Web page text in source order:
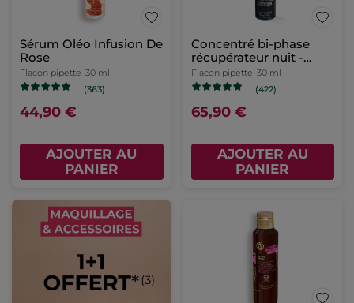
Sérum Oléo Infusion De
Rose
Flacon pipette 30 ml
(363)
44,90 €
AJOUTER AU
PANIER
Concentré bi-phase
récupérateur nuit -
Anti-Âge Global
Flacon pipette 30 ml
(422)
65,90 €
AJOUTER AU
PANIER